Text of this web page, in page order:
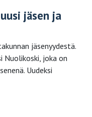
jäsen ja
jäsenyydestä.
Nuolikoski, joka on
Uudeksi